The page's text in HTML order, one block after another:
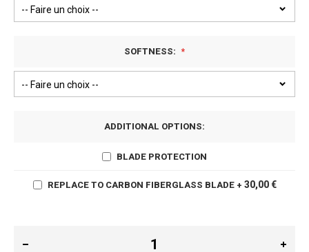
SOFTNESS:
ADDITIONAL OPTIONS:
BLADE PROTECTION
REPLACE TO CARBON FIBERGLASS BLADE + 30,00 €